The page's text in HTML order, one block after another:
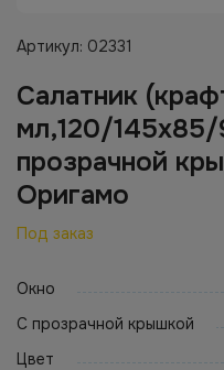
Артикул: 02331
Салатник
мл,120/
прозрачной
Оригамо
Под заказ
Окно
С прозрачной крышкой
Цвет